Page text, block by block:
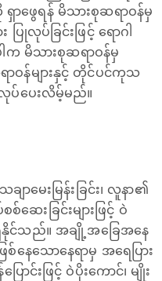
ဖွေရန် မိသားစုဆရာဝန်မှ
လုပ်ခြင်းဖြင့် ရောဂါ
မိသားစုဆရာဝန်မှ
ဝန်များနှင့် တိုင်ပင်ကုသ
ြုလုပ်ပေးလိမ့်မည်။
ာမေးမြန်းခြင်း၊ လူနာ၏
ဆေးခြင်းများဖြင့် ဝဲ
င်သည်။ အချို့အခြေအနေ
နေသောနေရာမှ အရေပြား
င်းဖြင့် ဝဲပိုးကောင်၊ မျိုး